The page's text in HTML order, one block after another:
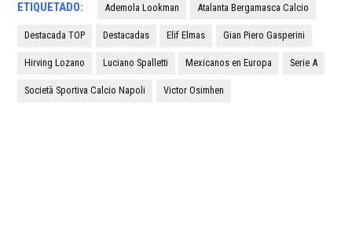
ETIQUETADO: Ademola Lookman Atalanta Bergamasca Calcio
Destacada TOP Destacadas Elif Elmas Gian Piero Gasperini
Hirving Lozano Luciano Spalletti Mexicanos en Europa Serie A
Società Sportiva Calcio Napoli Victor Osimhen